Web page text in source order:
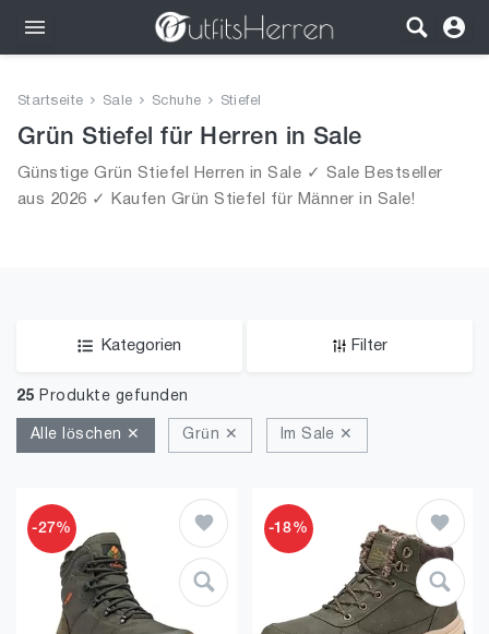
Bekleidung
Wäsche
Startseite Sale Schuhe Stiefel
Grün Stiefel für Herren in Sale
Günstige Grün Stiefel Herren in Sale ✓ Sale Bestseller
aus 2026 ✓ Kaufen Grün Stiefel für Männer in Sale!
Kategorien Filter
25 Produkte gefunden
Alle löschen ✕ Grün ✕ Im Sale ✕
-27% -18%